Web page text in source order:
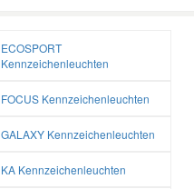
ECOSPORT
Kennzeichenleuchten
FOCUS Kennzeichenleuchten
GALAXY Kennzeichenleuchten
KA Kennzeichenleuchten